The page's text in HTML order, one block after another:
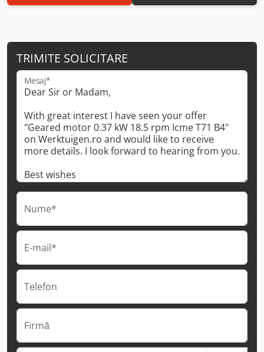
TRIMITE SOLICITARE
Mesaj*
Nume*
E-mail*
Telefon
Firmă